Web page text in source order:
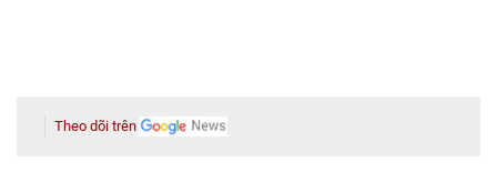
Theo dõi trên